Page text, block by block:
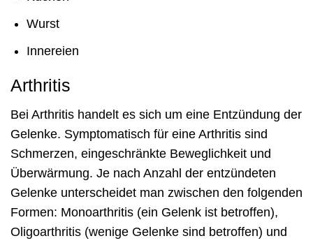
Wurst
Innereien
Arthritis
Bei Arthritis handelt es sich um eine Entzündung der
Gelenke. Symptomatisch für eine Arthritis sind
Schmerzen, eingeschränkte Beweglichkeit und
Überwärmung. Je nach Anzahl der entzündeten
Gelenke unterscheidet man zwischen den folgenden
Formen: Monoarthritis (ein Gelenk ist betroffen),
Oligoarthritis (wenige Gelenke sind betroffen) und